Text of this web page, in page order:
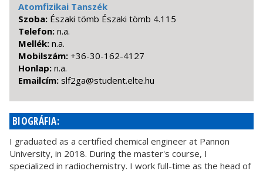
Atomfizikai Tanszék
Szoba: Északi tömb Északi tömb 4.115
Telefon: n.a.
Mellék: n.a.
Mobilszám: +36-30-162-4127
Honlap: n.a.
Emailcím: uh.etle.tneduts@ag2fls
BIOGRÁFIA:
I graduated as a certified chemical engineer at Pannon
University, in 2018. During the master's course, I
specialized in radiochemistry. I work full-time as the head of